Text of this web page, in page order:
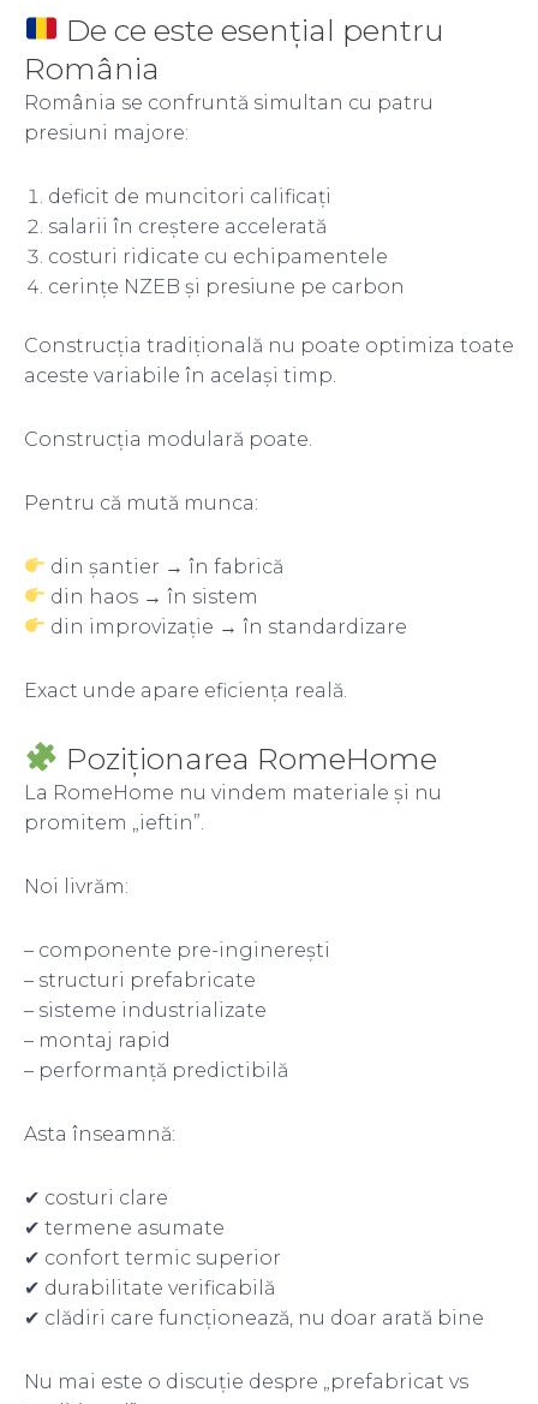
De ce este esențial pentru
România
România se confruntă simultan cu patru
presiuni majore:
deficit de muncitori calificați
salarii în creștere accelerată
costuri ridicate cu echipamentele
cerințe NZEB și presiune pe carbon
Construcția tradițională nu poate optimiza toate
aceste variabile în același timp.
Construcția modulară poate.
Pentru că mută munca:
din șantier → în fabrică
din haos → în sistem
din improvizație → în standardizare
Exact unde apare eficiența reală.
Poziționarea RomeHome
La RomeHome nu vindem materiale și nu
promitem „ieftin”.
Noi livrăm:
– componente pre-inginerești
– structuri prefabricate
– sisteme industrializate
– montaj rapid
– performanță predictibilă
Asta înseamnă:
✔ costuri clare
✔ termene asumate
✔ confort termic superior
✔ durabilitate verificabilă
✔ clădiri care funcționează, nu doar arată bine
Nu mai este o discuție despre „prefabricat vs